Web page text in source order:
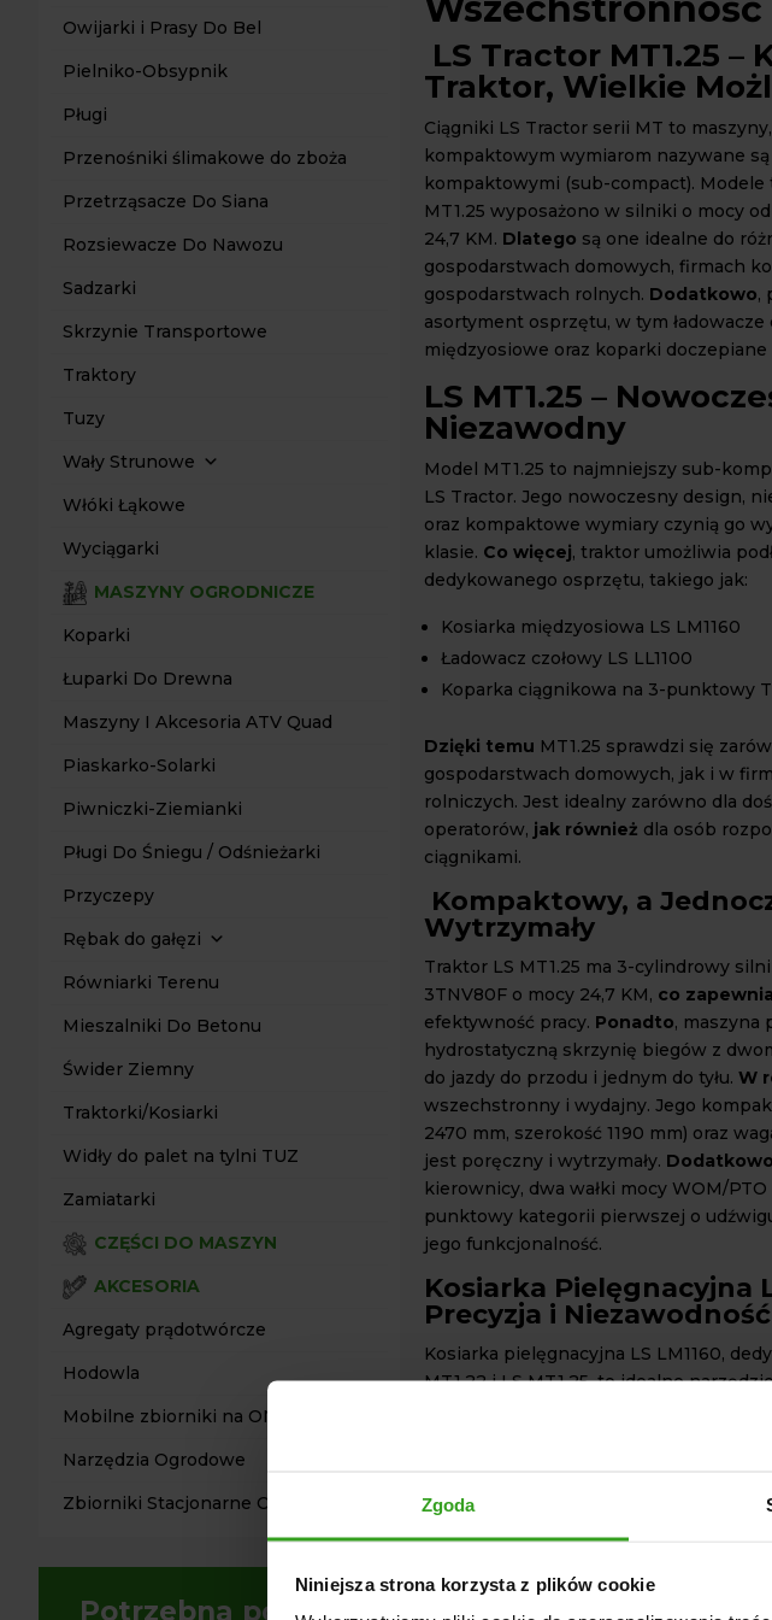
Zgoda
Niniejsza strona korzysta z plików cookie
Owijarki i Prasy Do Bel
Pielniko-Obsypnik
Pługi
Przenośniki ślimakowe do zboża
Przetrząsacze Do Siana
Rozsiewacze Do Nawozu
Sadzarki
Skrzynie Transportowe
Traktory
Tuzy
Wały Strunowe
Włóki Łąkowe
Wyciągarki
MASZYNY OGRODNICZE
Koparki
Łuparki Do Drewna
Maszyny I Akcesoria ATV Quad
Piaskarko-Solarki
Piwniczki-Ziemianki
Pługi Do Śniegu / Odśnieżarki
Przyczepy
Rębak do gałęzi
Równiarki Terenu
Mieszalniki Do Betonu
Świder Ziemny
Traktorki/Kosiarki
Widły do palet na tylni TUZ
Zamiatarki
CZĘŚCI DO MASZYN
AKCESORIA
Agregaty prądotwórcze
Hodowla
Mobilne zbiorniki na ON
Narzędzia Ogrodowe
Zbiorniki Stacjonarne ON
Potrzebna pomoc?
LS Tractor MT1.25 –
Traktor, Wielkie
Ciągniki LS Tractor serii MT to
kompaktowym wymiarom nazywane
kompaktowymi (sub-compact). Modele
MT1.25 wyposażono w silniki o mocy
24,7 KM. Dlatego są one idealne do
gospodarstwach domowych, firmach
gospodarstwach rolnych. Dodatkowo,
asortyment osprzętu, w tym ładowacze
międzyosiowe oraz koparki
LS MT1.25 –
Niezawodny
Model MT1.25 to najmniejszy sub-
LS Tractor. Jego nowoczesny design,
oraz kompaktowe wymiary czynią go
klasie. Co więcej, traktor umożliwia
dedykowanego osprzętu, takiego jak:
Kosiarka międzyosiowa LS LM1160
Ładowacz czołowy LS LL1100
Koparka ciągnikowa na 3-punktowy
Dzięki temu MT1.25 sprawdzi się
gospodarstwach domowych, jak i w
rolniczych. Jest idealny zarówno dla
operatorów, jak również dla osób
ciągnikami.
Kompaktowy, a
Wytrzymały
Traktor LS MT1.25 ma 3-cylindrowy
3TNV80F o mocy 24,7 KM, co zapewnia
efektywność pracy. Ponadto, maszyna
hydrostatyczną skrzynię biegów z
do jazdy do przodu i jednym do tyłu. W
wszechstronny i wydajny. Jego
2470 mm, szerokość 1190 mm) oraz
jest poręczny i wytrzymały.
kierownicy, dwa wałki mocy WOM/PTO
punktowy kategorii pierwszej o
jego funkcjonalność.
Kosiarka Pielęgnacyjna
Precyzja i Niezawodność
Kosiarka pielęgnacyjna LS LM1160,
MT1.22 i LS MT1.25, to idealne
kątowa podłączona do środkowego
gwarantują wysoką wydajność.
podnoszenie kosiarki oraz regulacja
na dostosowanie pracy do warunków